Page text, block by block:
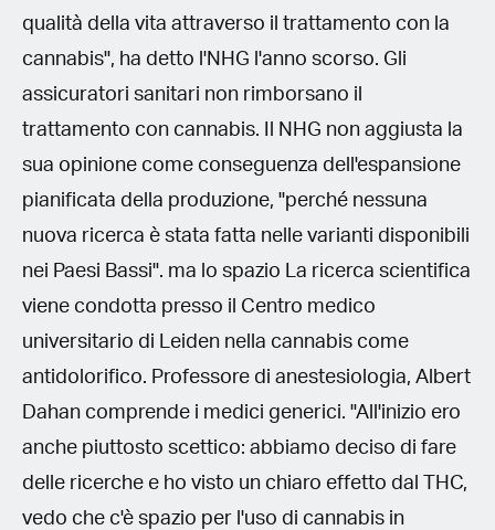
qualità della vita attraverso il trattamento con la
cannabis", ha detto l'NHG l'anno scorso. Gli
assicuratori sanitari non rimborsano il
trattamento con cannabis. Il NHG non aggiusta la
sua opinione come conseguenza dell'espansione
pianificata della produzione, "perché nessuna
nuova ricerca è stata fatta nelle varianti disponibili
nei Paesi Bassi". ma lo spazio La ricerca scientifica
viene condotta presso il Centro medico
universitario di Leiden nella cannabis come
antidolorifico. Professore di anestesiologia, Albert
Dahan comprende i medici generici. "All'inizio ero
anche piuttosto scettico: abbiamo deciso di fare
delle ricerche e ho visto un chiaro effetto dal THC,
vedo che c'è spazio per l'uso di cannabis in